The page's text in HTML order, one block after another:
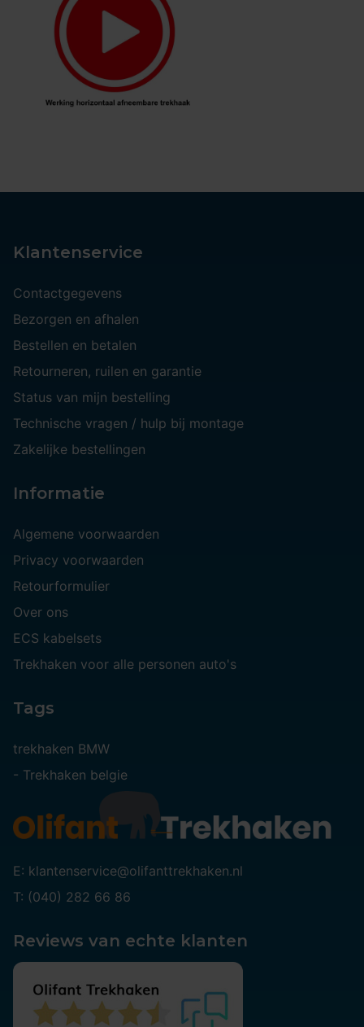
Klantenservice
Contactgegevens
Bezorgen en afhalen
Bestellen en betalen
Retourneren, ruilen en garantie
Status van mijn bestelling
Technische vragen / hulp bij montage
Zakelijke bestellingen
Informatie
Algemene voorwaarden
Privacy voorwaarden
Retourformulier
Over ons
ECS kabelsets
Trekhaken voor alle personen auto's
Tags
trekhaken BMW
- Trekhaken belgie
E: klantenservice@olifanttrekhaken.nl
T: (040) 282 66 86
Reviews van echte klanten